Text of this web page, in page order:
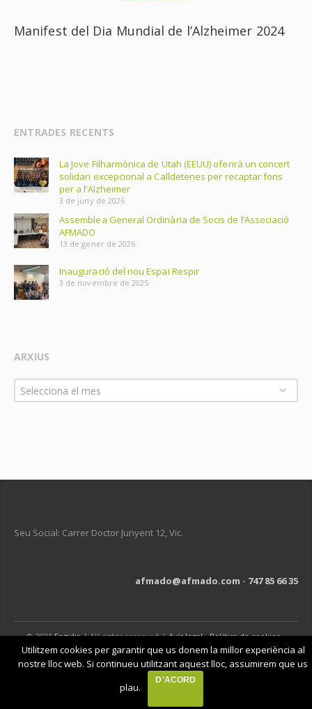
Manifest del Dia Mundial de l’Alzheimer 2024
ENTRADES RECENTS
La Jove Filharmònica de Utah (EEUU) oferirà un concert
solidari excepcional a Calldetenes per recaptar fons
per a l’Alzheimer
3 de juny de 2026
Assemblea General Ordinària de Socis de l’Associació
AFMADO
13 de gener de 2026
Inauguració del nou Espai Respir
3 de novembre de 2025
ARXIUS
Arxius
Selecciona el mes
Seu Social: Carrer Doctor Junyent 12, Vic.
afmado@afmado.com - 747 85 66 35
© 2021Engidia| All rights reserved |Avís legal-Política de cookies-
Política de privacitat
Utilitzem cookies per garantir que us donem la millor experiència al
nostre lloc web. Si continueu utilitzant aquest lloc, assumirem que us
plau.
D'ACORD